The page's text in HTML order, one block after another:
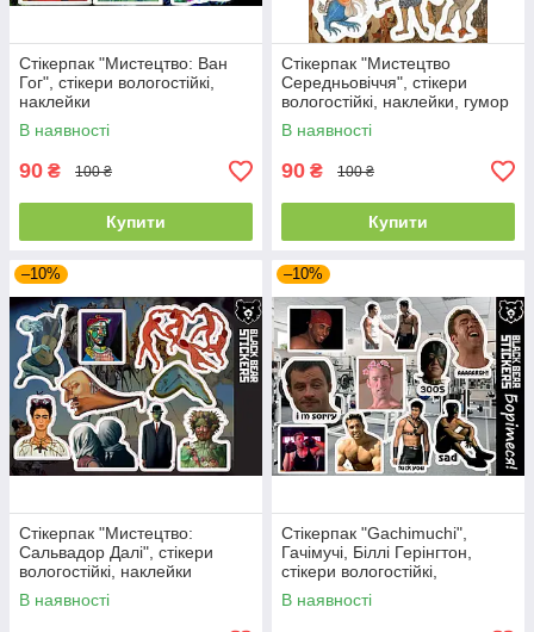
Стікерпак "Мистецтво: Ван
Гог", стікери вологостійкі,
наклейки
В наявності
90 ₴ 100 ₴
Купити
Стікерпак "Мистецтво
Середньовіччя", стікери
вологостійкі, наклейки, гумор
18+
В наявності
90 ₴ 100 ₴
Купити
–10%
Стікерпак "Мистецтво:
Сальвадор Далі", стікери
вологостійкі, наклейки
В наявності
–10%
Стікерпак "Gachimuchi",
Гачімучі, Біллі Герінгтон,
стікери вологостійкі,
наклейки, меми, гумор,
мемні стікери
В наявності